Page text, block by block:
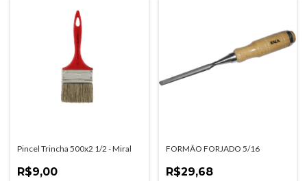
Pincel Trincha 500x2 1/2 - Miral
R$9,00
FORMÃO FORJADO 5/16
R$29,68